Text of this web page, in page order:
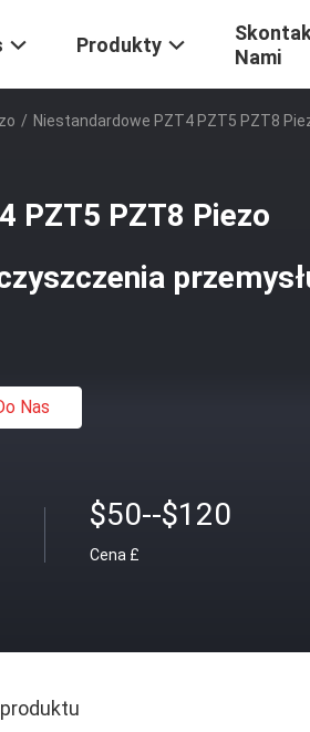
Produkty
Nami
/ Niestandardowe PZT4 PZT5 PZT8
PZT5 PZT8 Piezo
Nas
$50--$120
Cena £